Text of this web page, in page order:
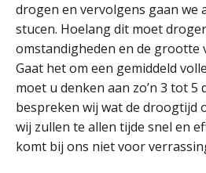
drogen en vervolgens gaan we
stucen. Hoelang dit moet
omstandigheden en de grootte
Gaat het om een gemiddeld
moet u denken aan zo’n 3 tot 5
bespreken wij wat de droogtijd
wij zullen te allen tijde snel en
komt bij ons niet voor